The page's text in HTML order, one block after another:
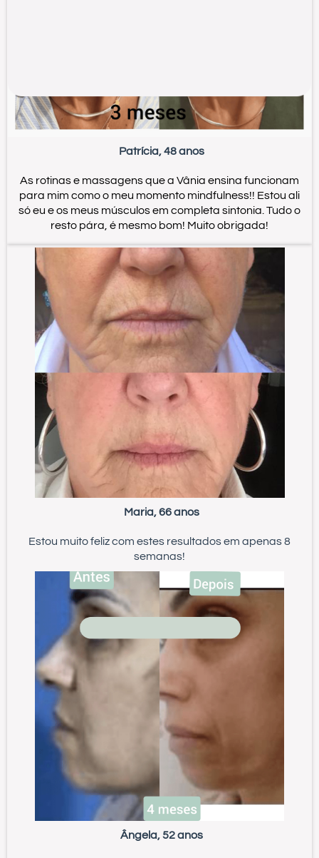
Patrícia, 48 anos
As rotinas e massagens que a Vânia ensina funcionam
para mim como o meu momento mindfulness!! Estou ali
só eu e os meus músculos em completa sintonia. Tudo o
resto pára, é mesmo bom! Muito obrigada!
Maria, 66 anos
Estou muito feliz com estes resultados em apenas 8
semanas!
Ângela, 52 anos